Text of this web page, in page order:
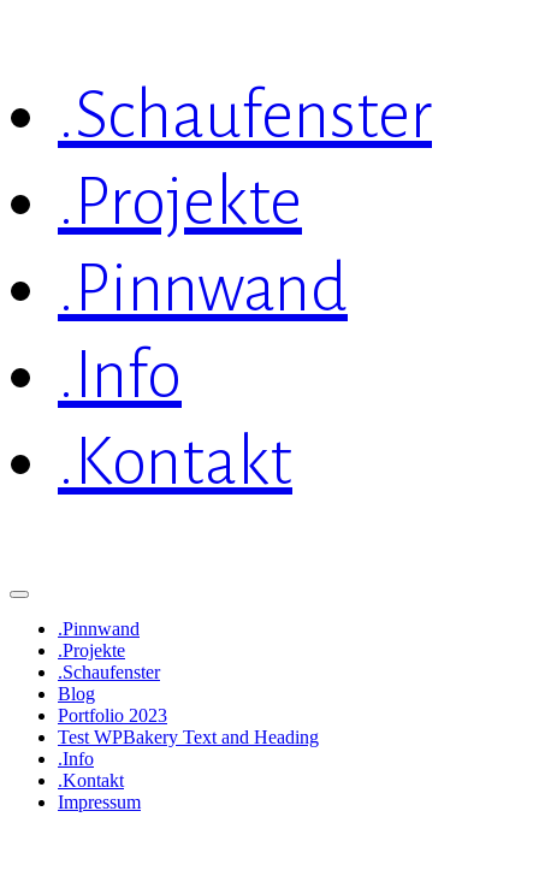
.Schaufenster
.Projekte
.Pinnwand
.Info
.Kontakt
.Pinnwand
.Projekte
.Schaufenster
Blog
Portfolio 2023
Test WPBakery Text and Heading
.Info
.Kontakt
Impressum